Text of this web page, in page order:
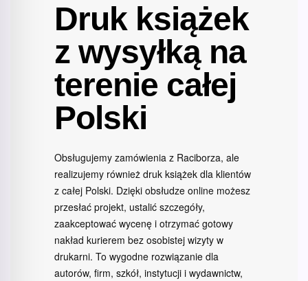
Druk książek
z wysyłką na
terenie całej
Polski
Obsługujemy zamówienia z Raciborza, ale
realizujemy również druk książek dla klientów
z całej Polski. Dzięki obsłudze online możesz
przesłać projekt, ustalić szczegóły,
zaakceptować wycenę i otrzymać gotowy
nakład kurierem bez osobistej wizyty w
drukarni. To wygodne rozwiązanie dla
autorów, firm, szkół, instytucji i wydawnictw,